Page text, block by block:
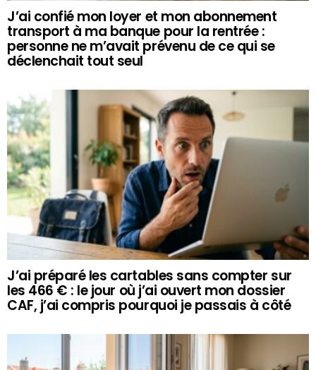
J’ai confié mon loyer et mon abonnement
transport à ma banque pour la rentrée :
personne ne m’avait prévenu de ce qui se
déclenchait tout seul
J’ai préparé les cartables sans compter sur
les 466 € : le jour où j’ai ouvert mon dossier
CAF, j’ai compris pourquoi je passais à côté